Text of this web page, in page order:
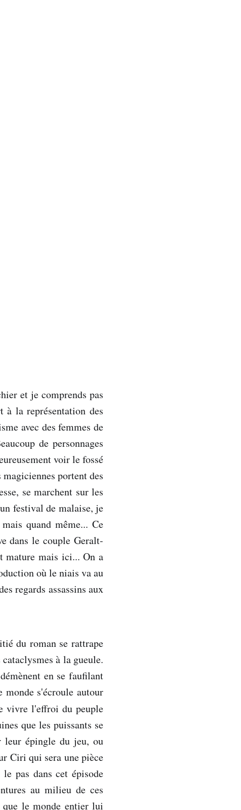
et je comprends pas
à la représentation des
avec des femmes de
de personnages
voir le fossé
portent des
se marchent sur les
festival de malaise, je
quand même... Ce
dans le couple Geralt-
mature mais ici... On a
où le niais va au
regards assassins aux
du roman se rattrape
à la gueule.
en se faufilant
s'écroule autour
vivre l'effroi du peuple
que les puissants se
leur épingle du jeu, ou
Ciri qui sera une pièce
pas dans cet épisode
au milieu de ces
le monde entier lui